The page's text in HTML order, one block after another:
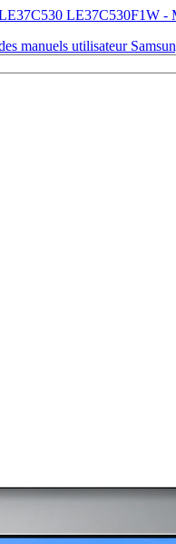
LE37C530F1W -
manuels utilisateur